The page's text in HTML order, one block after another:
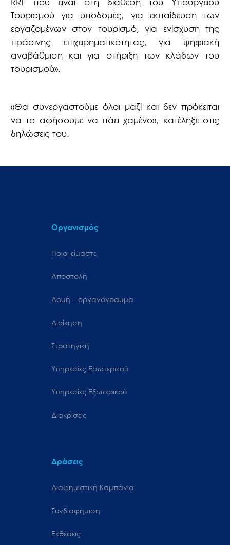
Τουρισμού για υποδομές, για εκπαίδευση των
εργαζομένων στον τουρισμό, για ενίσχυση της
πράσινης επιχειρηματικότητας, για ψηφιακή
αναβάθμιση και για στήριξη των κλάδων του
τουρισμού».
«Θα συνεργαστούμε όλοι μαζί και δεν πρόκειται
να το αφήσουμε να πάει χαμένο», κατέληξε στις
δηλώσεις του.
Οργανισμός
Ποιοι είμαστε
Αποστολή
Δομή – οργανόγραμμα
Διοίκηση
Στρατηγική
Υπηρεσίες Εσωτερικού
Υπηρεσίες Εξωτερικού
Διακρίσεις
Δράσεις
Διαφημιστική Καμπάνια
Συνδιαφήμιση
Εκθέσεις